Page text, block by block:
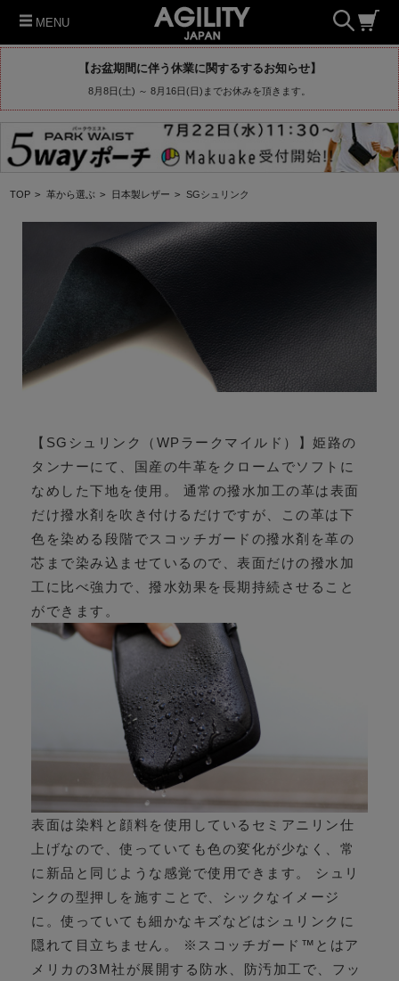
MENU
【お盆期間に伴う休業に関するするお知らせ】
8月8日(土) ～ 8月16日(日)までお休みを頂きます。
TOP > 革から選ぶ > 日本製レザー > SGシュリンク
【SGシュリンク（WPラークマイルド）】姫路の
タンナーにて、国産の牛革をクロームでソフトに
なめした下地を使用。 通常の撥水加工の革は表面
だけ撥水剤を吹き付けるだけですが、この革は下
色を染める段階でスコッチガードの撥水剤を革の
芯まで染み込ませているので、表面だけの撥水加
工に比べ強力で、撥水効果を長期持続させること
ができます。
表面は染料と顔料を使用しているセミアニリン仕
上げなので、使っていても色の変化が少なく、常
に新品と同じような感覚で使用できます。 シュリ
ンクの型押しを施すことで、シックなイメージ
に。使っていても細かなキズなどはシュリンクに
隠れて目立ちません。 ※スコッチガード™とはア
メリカの3M社が展開する防水、防汚加工で、フッ